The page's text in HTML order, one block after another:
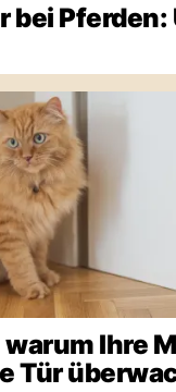
bei Pferden:
Ihre
Tür